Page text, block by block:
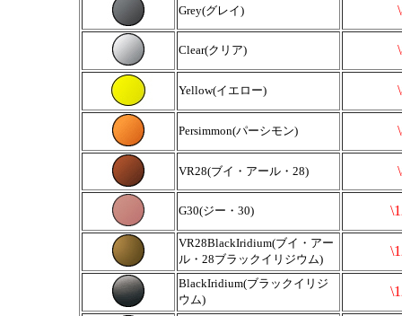
Grey(グレイ)
Clear(クリア)
Yellow(イエロー)
Persimmon(パーシモン)
VR28(ブイ・アール・28)
G30(ジー・30)
VR28BlackIridium(ブイ・アー
ル・28ブラックイリジウム)
BlackIridium(ブラックイリジ
ウム)